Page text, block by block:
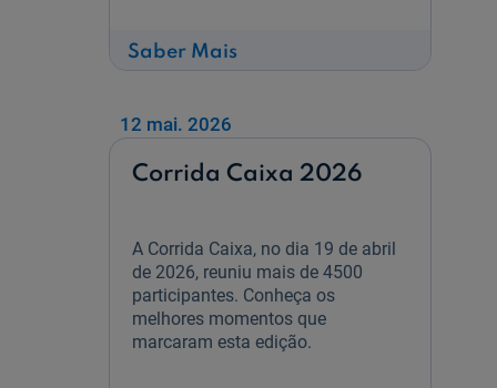
Saber Mais
Conferências
Eduardo
Ferreira
12 mai. 2026
Corrida Caixa 2026
A Corrida Caixa, no dia 19 de abril
de 2026, reuniu mais de 4500
participantes. Conheça os
melhores momentos que
marcaram esta edição.